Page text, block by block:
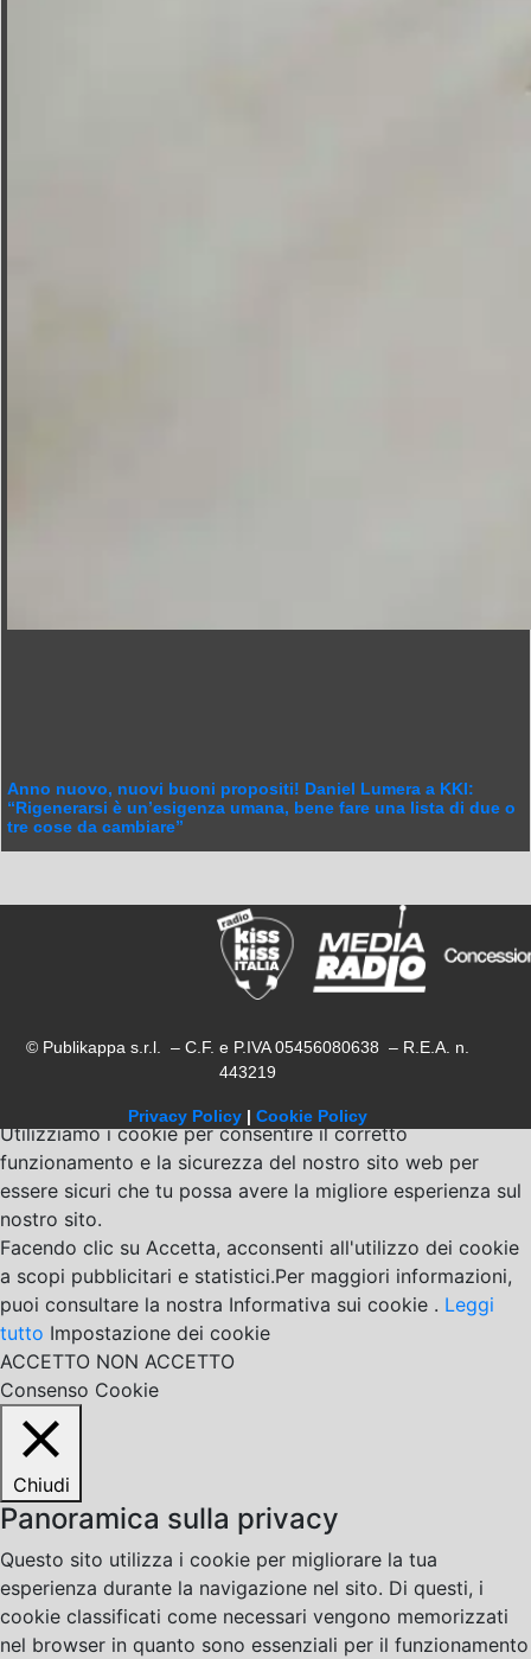
Anno nuovo, nuovi buoni propositi! Daniel Lumera a KKI:
“Rigenerarsi è un’esigenza umana, bene fare una lista di due o
tre cose da cambiare”
© Publikappa s.r.l. – C.F. e P.IVA 05456080638 – R.E.A. n.
443219
Privacy Policy | Cookie Policy
Utilizziamo i cookie per consentire il corretto
funzionamento e la sicurezza del nostro sito web per
essere sicuri che tu possa avere la migliore esperienza sul
nostro sito.
Facendo clic su Accetta, acconsenti all'utilizzo dei cookie
a scopi pubblicitari e statistici.Per maggiori informazioni,
puoi consultare la nostra Informativa sui cookie . Leggi
tutto Impostazione dei cookie
ACCETTO NON ACCETTO
Consenso Cookie
Chiudi
Panoramica sulla privacy
Questo sito utilizza i cookie per migliorare la tua
esperienza durante la navigazione nel sito. Di questi, i
cookie classificati come necessari vengono memorizzati
nel browser in quanto sono essenziali per il funzionamento